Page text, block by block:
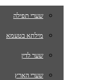
שערי תפילה
מילתא בטעמא
שער לדין
שערי הארץ